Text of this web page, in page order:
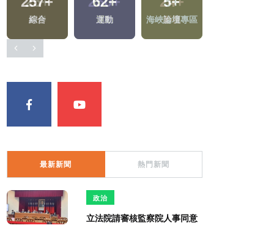
兩岸 文教 影視
最新新聞 熱門新聞
政治
立法院請審核監察院人事同意